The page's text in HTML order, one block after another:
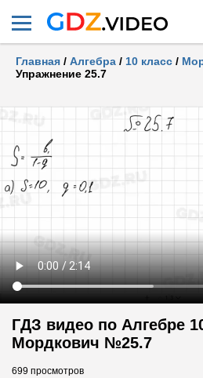
Главная / Алгебра / 10 класс /
Упражнение 25.7
ГДЗ видео по Алгебре
Мордкович №25.7
699 просмотров